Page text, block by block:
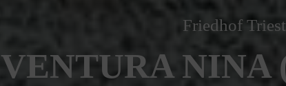
Friedhof Triest
VENTURA NINA